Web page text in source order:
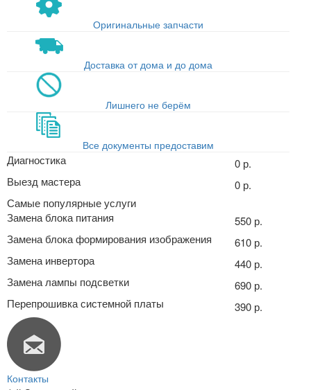
Оригинальные запчасти
Доставка от дома и до дома
Лишнего не берём
Все документы предоставим
Диагностика
0 р.
Выезд мастера
0 р.
Самые популярные услуги
Замена блока питания
550 р.
Замена блока формирования изображения
610 р.
Замена инвертора
440 р.
Замена лампы подсветки
690 р.
Перепрошивка системной платы
390 р.
Контакты